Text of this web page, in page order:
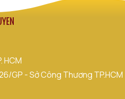
HCM
GP - Sở Công Thương TP.HCM